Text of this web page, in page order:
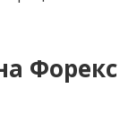
Форекс